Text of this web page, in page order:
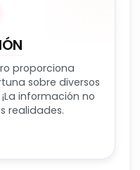
proporciona
sobre diversos
información no
realidades.